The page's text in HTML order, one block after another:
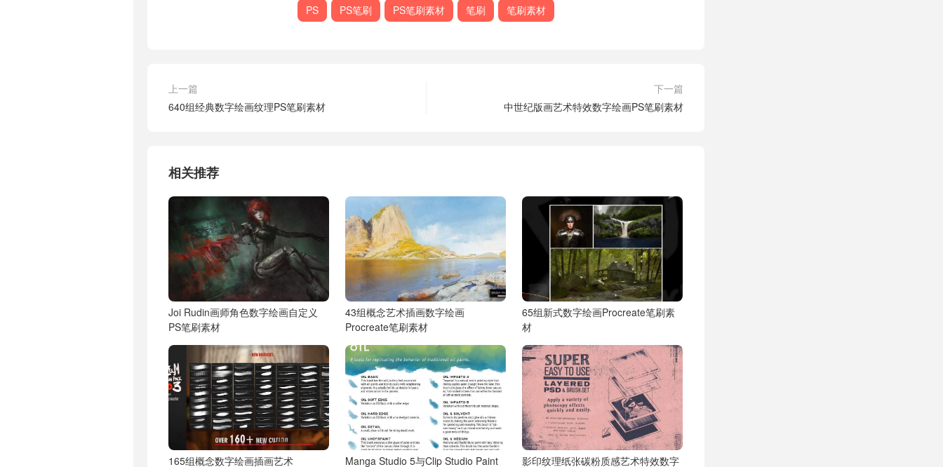
PS
PS笔刷 PS笔刷素材 笔刷 笔刷素材
上一篇
640组经典数字绘画纹理PS笔刷素材
下一篇
中世纪版画艺术特效数字绘画PS笔刷素材
相关推荐
Joi Rudin画师角色数字绘画自定义
PS笔刷素材
43组概念艺术插画数字绘画
Procreate笔刷素材
65组新式数字绘画Procreate笔刷素
材
165组概念数字绘画插画艺术 Manga Studio 5与Clip Studio Paint 影印纹理纸张碳粉质感艺术特效数字